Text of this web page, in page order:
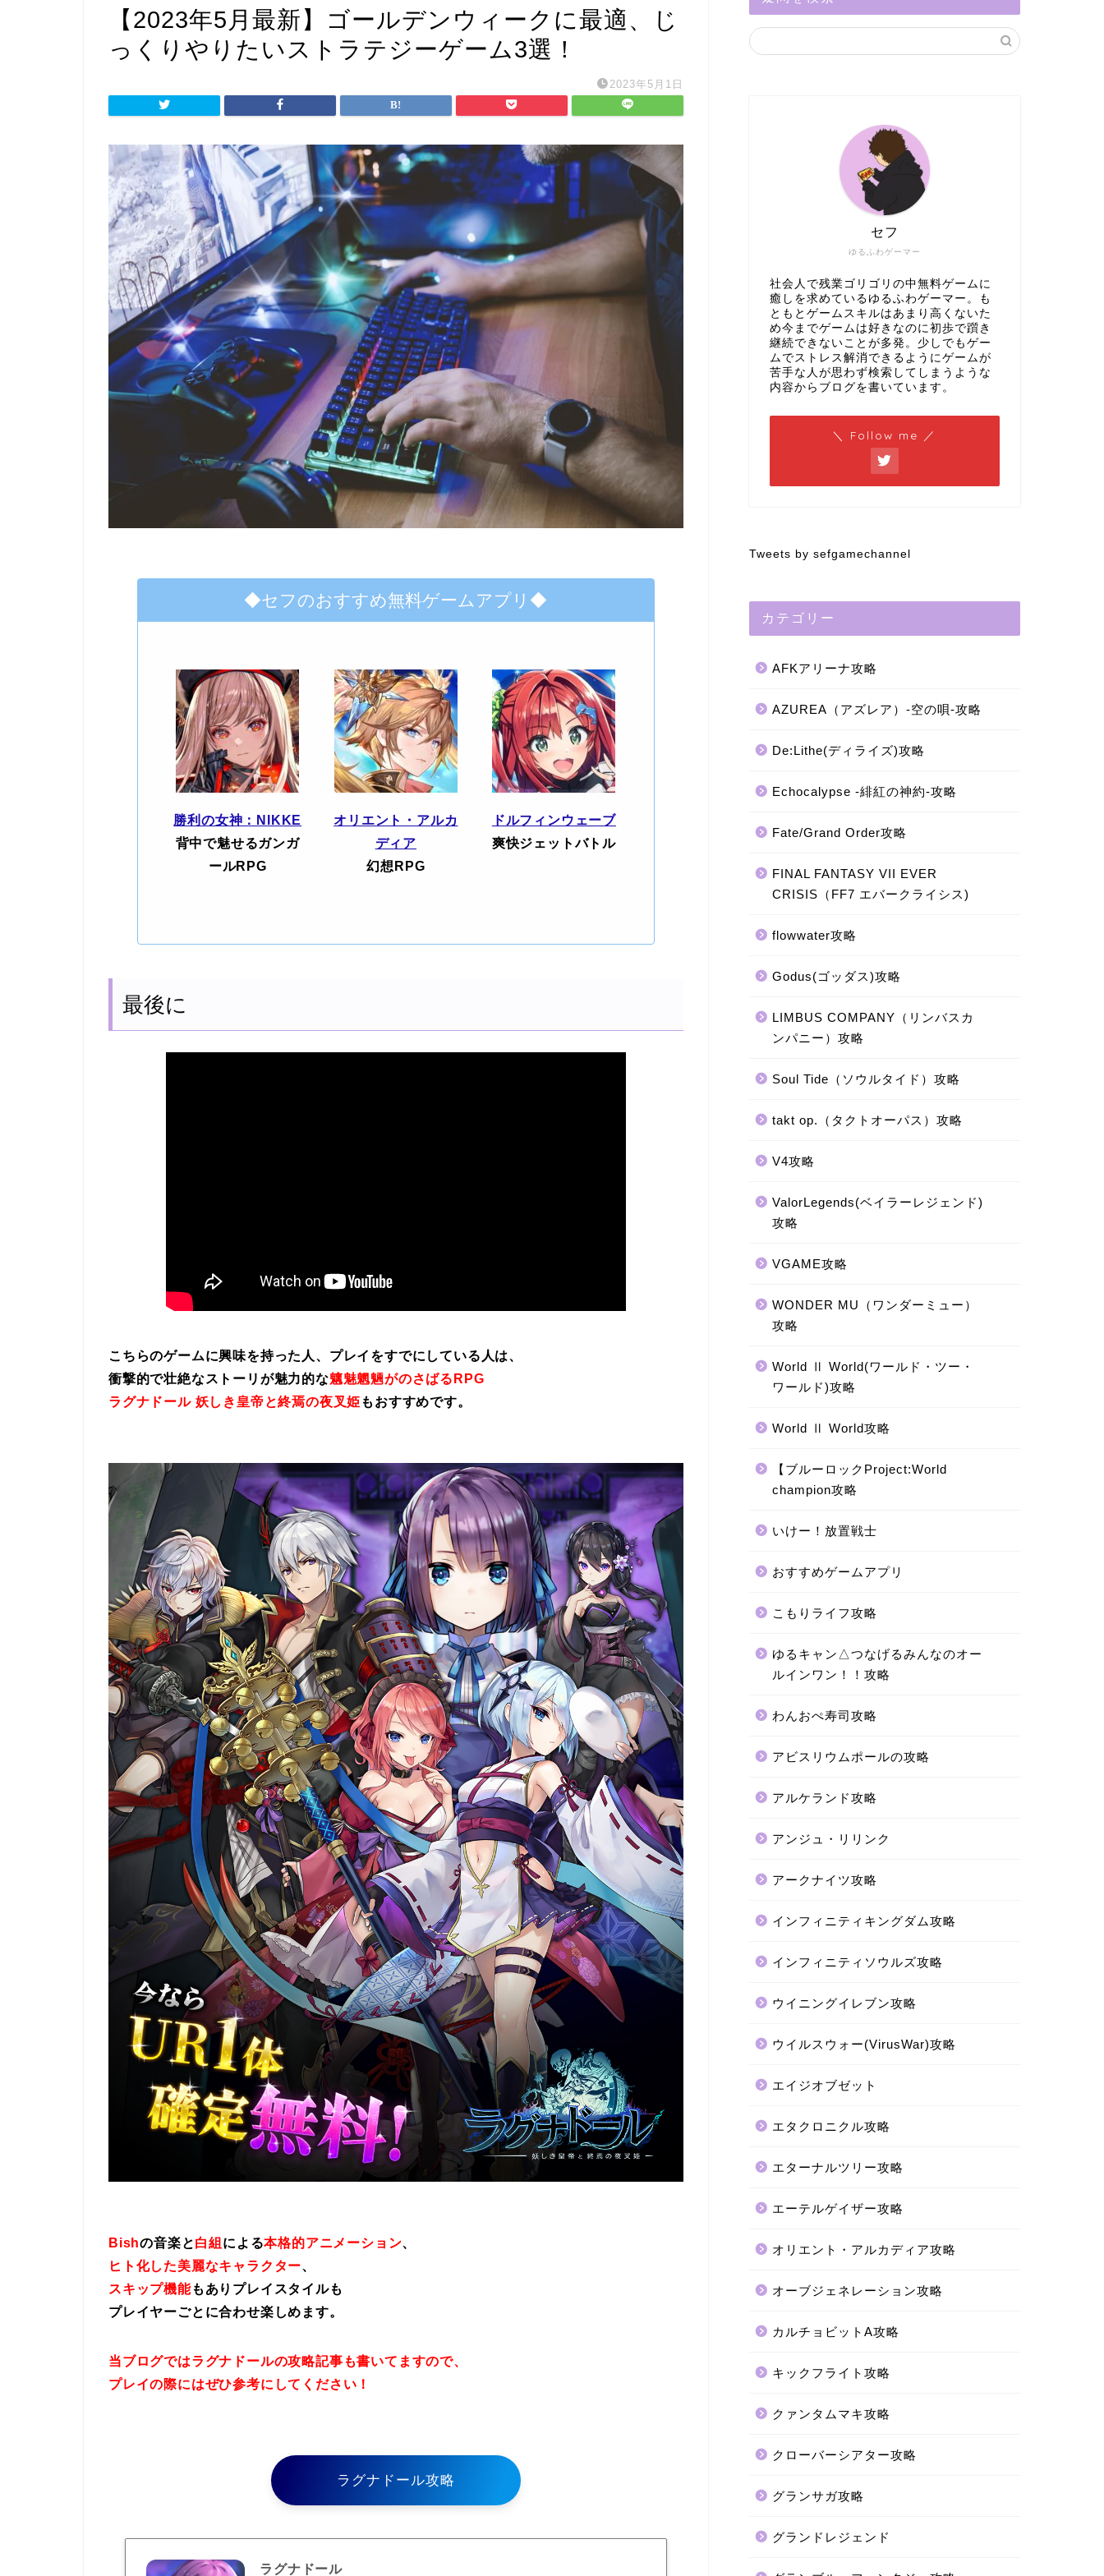
【2023年5月最新】ゴールデンウィークに最適、じ
っくりやりたいストラテジーゲーム3選！
2023年5月1日
◆セフのおすすめ無料ゲームアプリ◆
勝利の女神：NIKKE
背中で魅せるガンガ
ールRPG
オリエント・アルカ
ディア
幻想RPG
ドルフィンウェーブ
爽快ジェットバトル
最後に
こちらのゲームに興味を持った人、プレイをすでにしている人は、
衝撃的で壮絶なストーリが魅力的な魑魅魍魎がのさばるRPG
ラグナドール 妖しき皇帝と終焉の夜叉姫 もおすすめです。
Bishの音楽と白組 による本格的アニメーション、
ヒト化した美麗なキャラクター、
スキップ機能もありプレイスタイルも
プレイヤーごとに合わせ楽しめます。
当ブログではラグナドールの攻略記事も書いてますので、
プレイの際にはぜひ参考にしてください！
ラグナドール攻略
ラグナドール
ゆるふわゲーマー
セフ
社会人で残業ゴリゴリの中無料ゲームに
癒しを求めているゆるふわゲーマー。も
ともとゲームスキルはあまり高くないた
め今までゲームは好きなのに初歩で躓き
継続できないことが多発。少しでもゲー
ムでストレス解消できるようにゲームが
苦手な人が思わず検索してしまうような
内容からブログを書いています。
＼ Follow me ／
Tweets by sefgamechannel
カテゴリー
AFKアリーナ攻略
AZUREA（アズレア）-空の唄-攻略
De:Lithe(ディライズ)攻略
Echocalypse -緋紅の神約-攻略
Fate/Grand Order攻略
FINAL FANTASY VII EVER
CRISIS（FF7 エバークライシス)
flowwater攻略
Godus(ゴッダス)攻略
LIMBUS COMPANY（リンバスカ
ンパニー）攻略
Soul Tide（ソウルタイド）攻略
takt op.（タクトオーパス）攻略
V4攻略
ValorLegends(ベイラーレジェンド)
攻略
VGAME攻略
WONDER MU（ワンダーミュー）
攻略
World Ⅱ World(ワールド・ツー・
ワールド)攻略
World Ⅱ World攻略
【ブルーロックProject:World
champion攻略
いけー！放置戦士
おすすめゲームアプリ
こもりライフ攻略
ゆるキャン△つなげるみんなのオー
ルインワン！！攻略
わんおぺ寿司攻略
アビスリウムポールの攻略
アルケランド攻略
アンジュ・リリンク
アークナイツ攻略
インフィニティキングダム攻略
インフィニティソウルズ攻略
ウイニングイレブン攻略
ウイルスウォー(VirusWar)攻略
エイジオブゼット
エタクロニクル攻略
エターナルツリー攻略
エーテルゲイザー攻略
オリエント・アルカディア攻略
オーブジェネレーション攻略
カルチョビットA攻略
キックフライト攻略
クァンタムマキ攻略
クローバーシアター攻略
グランサガ攻略
グランドレジェンド